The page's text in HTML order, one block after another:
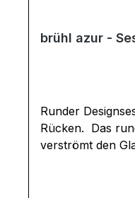
brühl azur -
Runder
Rücken. Das
verströmt den